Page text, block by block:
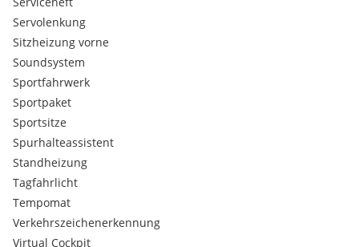
Servolenkung
Sitzheizung vorne
Soundsystem
Sportfahrwerk
Sportpaket
Sportsitze
Spurhalteassistent
Standheizung
Tagfahrlicht
Tempomat
Verkehrszeichenerkennung
Virtual Cockpit